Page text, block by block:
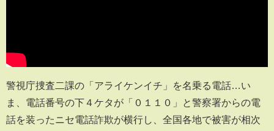
警視庁捜査二課の「アライケンイチ」を名乗る電話…い
ま、電話番号の下４ケタが「０１１０」と警察署からの電
話を装ったニセ電話詐欺が横行し、全国各地で被害が相次